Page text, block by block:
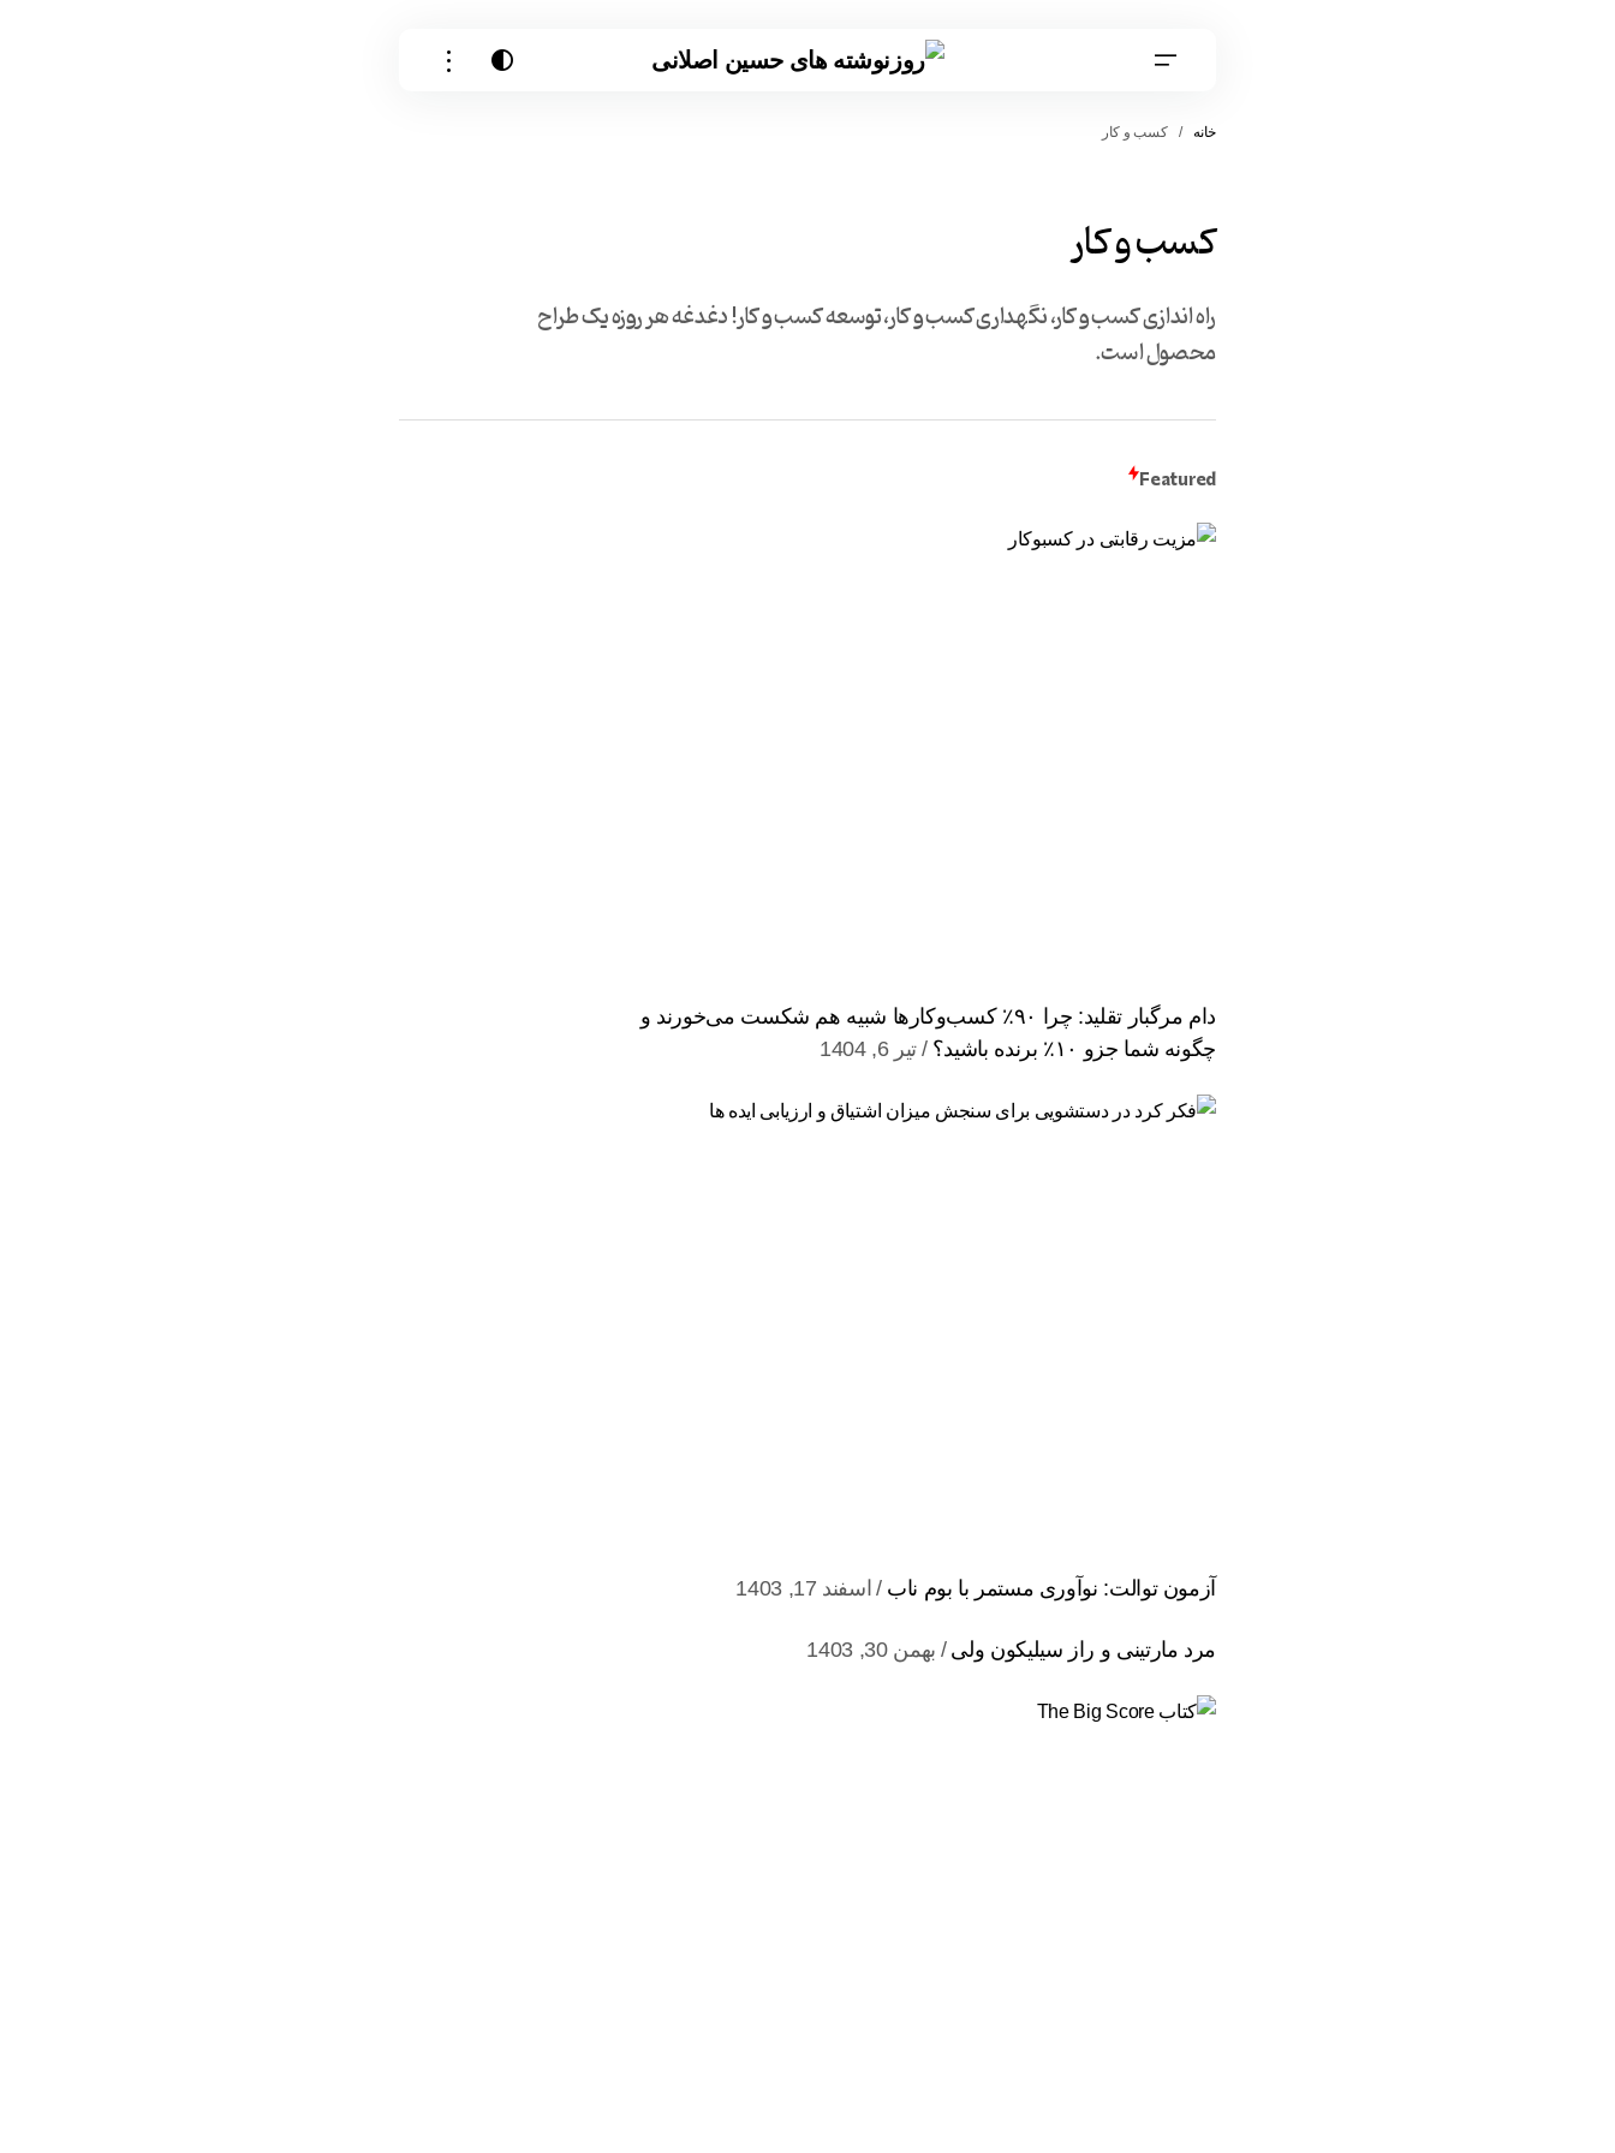
خانه کسب و کار
کسب و کار
راه اندازی کسب و کار، نگهداری کسب و کار، توسعه کسب و کار! دغدغه هر روزه یک طراح
محصول است.
Featured
دام مرگبار تقلید: چرا ۹۰٪ کسب‌وکارها شبیه هم شکست می‌خورند و
چگونه شما جزو ۱۰٪ برنده باشید؟
تیر 6, 1404
آزمون توالت: نوآوری مستمر با بوم ناب اسفند 17, 1403
مرد مارتینی و راز سیلیکون ولی بهمن 30, 1403